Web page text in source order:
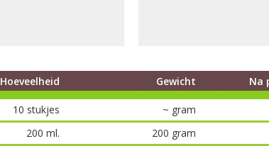
Hoeveelheid Gewicht Na
10 stukjes ~ gram
200 ml. 200 gram